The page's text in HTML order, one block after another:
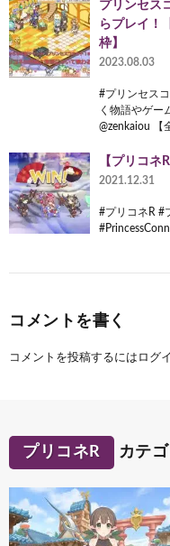
プリンセス
らプレイ！
枠】
2023.08.03
#プリンセス
く物語やゲ
@zenkaiou
【プリコネ
2021.12.31
#プリコネR #
コメントを書く
コメントを投稿するには ログ
プリコネR カテ